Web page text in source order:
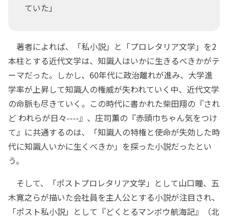
ていた」
著者によれば、「私小説」と「プロレタリア文学」を2
本柱とする近代文学は、知識人はいかに生きるべきかがテ
ーマだった。しかし、60年代に政治離れが進み、大学進
学率が上昇して知識人の権威が失われていく中、近代文学
の命脈も尽きていく。この時代に書かれた柴田翔の『され
ど われらが日々----』、庄司薫の『赤頭巾ちゃん気をつけ
て』に共通するのは、「知識人の特権と使命が失効した時
代に知識人いかに生くべきか」を探った小説だったとい
う。
そして、「ポストプロレタリア文学」として山口瞳、五
木寛之らが描いた会社員を主人公とする小説が注目され、
「ポスト私小説」として『どくとるマンボウ航海記』（北